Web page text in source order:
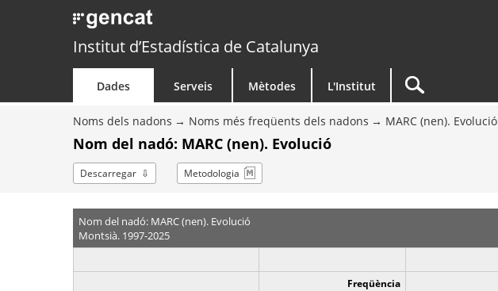
Institut d’Estadística de Catalunya
Dades Serveis Mètodes L'Institut
Noms dels nadons Noms més freqüents dels nadons MARC (nen). Evolució
Nom del nadó: MARC (nen). Evolució
Descarregar Metodologia
Nom del nadó: MARC (nen). Evolució
Montsià. 1997-2025
Freqüència